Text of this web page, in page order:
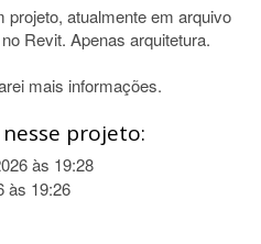
projeto, atualmente em arquivo
Revit. Apenas arquitetura.
mais informações.
projeto:
às 19:28
às 19:26